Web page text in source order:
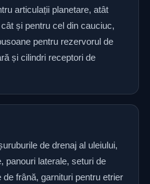
articulații planetare, atât
și pentru cel din cauciuc,
pentru rezervorul de
și cilindri receptori de
de drenaj al uleiului,
panouri laterale, seturi de
frână, garnituri pentru etrier